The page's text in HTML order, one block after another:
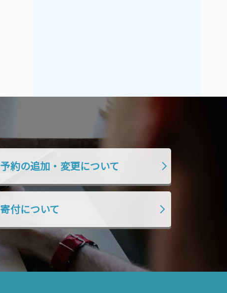
2021年4月
2021年1月
2020年7月 2020年6月
2020年5月
2020年3月 2020年2月
2020年1月 2019年12月
2019年11月 2019年10月
予約の追加・変更について
寄付について